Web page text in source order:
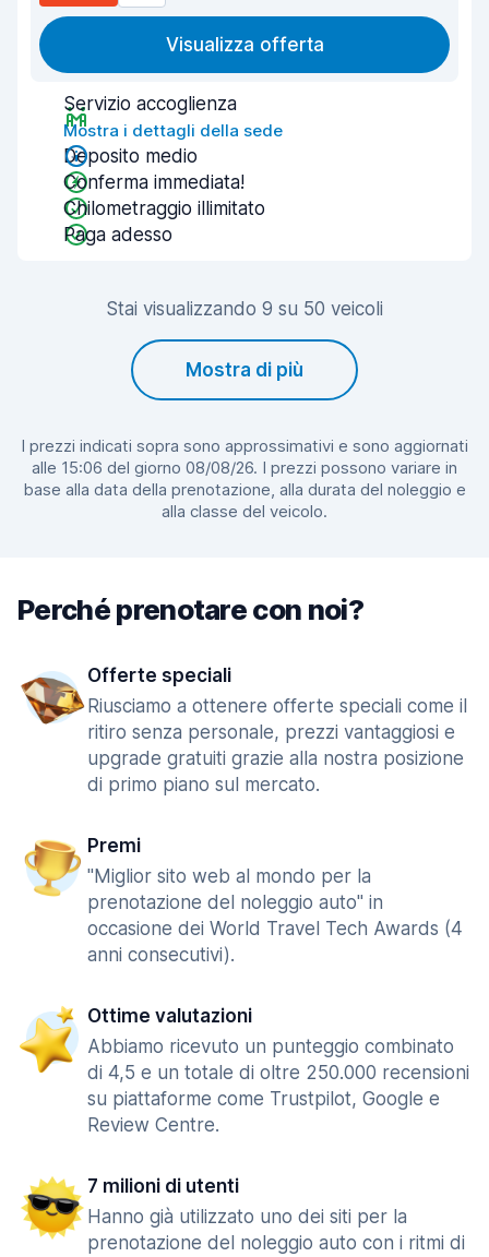
Visualizza offerta
Servizio accoglienza
Mostra i dettagli della sede
Deposito medio
Conferma immediata!
Chilometraggio illimitato
Paga adesso
Stai visualizzando 9 su 50 veicoli
Mostra di più
I prezzi indicati sopra sono approssimativi e sono aggiornati
alle 15:06 del giorno 08/08/26. I prezzi possono variare in
base alla data della prenotazione, alla durata del noleggio e
alla classe del veicolo.
Perché prenotare con noi?
Offerte speciali
Riusciamo a ottenere offerte speciali come il
ritiro senza personale, prezzi vantaggiosi e
upgrade gratuiti grazie alla nostra posizione
di primo piano sul mercato.
Premi
"Miglior sito web al mondo per la
prenotazione del noleggio auto" in
occasione dei World Travel Tech Awards (4
anni consecutivi).
Ottime valutazioni
Abbiamo ricevuto un punteggio combinato
di 4,5 e un totale di oltre 250.000 recensioni
su piattaforme come Trustpilot, Google e
Review Centre.
7 milioni di utenti
Hanno già utilizzato uno dei siti per la
prenotazione del noleggio auto con i ritmi di